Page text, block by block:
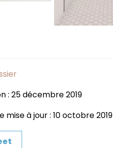
: 25 décembre 2019
mise à jour : 10 octobre 2019